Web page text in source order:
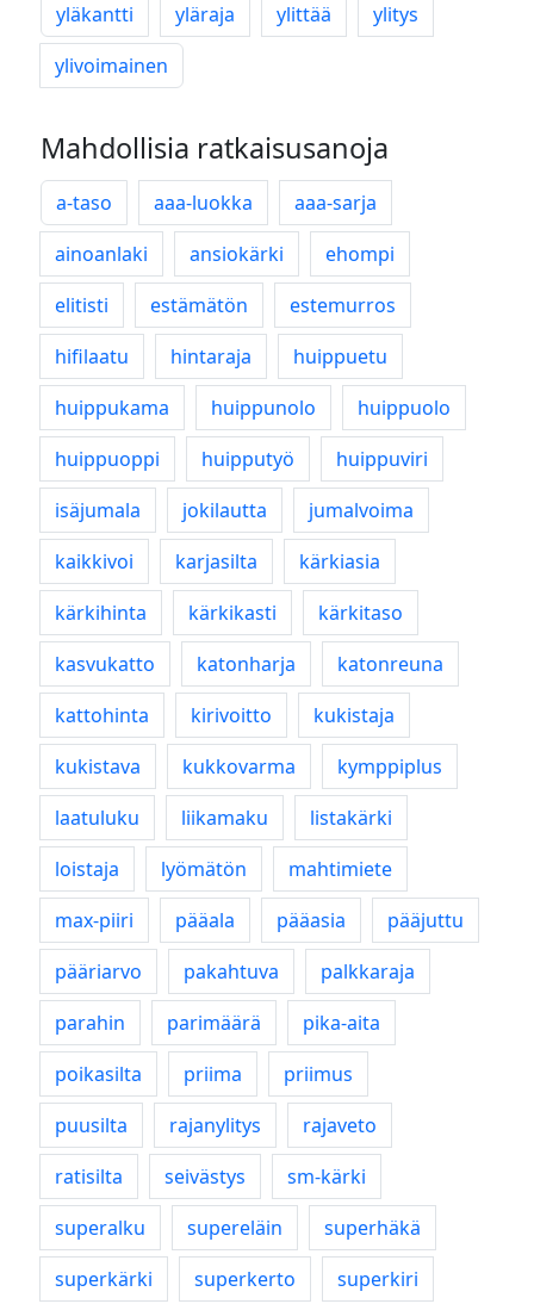
yläkantti yläraja ylittää
ylitys
ylivoimainen
Mahdollisia ratkaisusanoja
a-taso aaa-luokka
aaa-sarja
ainoanlaki
ansiokärki
ehompi
elitisti
estämätön
estemurros
hifilaatu
hintaraja
huippuetu
huippukama
huippunolo
huippuolo
huippuoppi
huipputyö
huippuviri
isäjumala
jokilautta
jumalvoima
kaikkivoi
karjasilta
kärkiasia
kärkihinta
kärkikasti
kärkitaso
kasvukatto
katonharja
katonreuna
kattohinta
kirivoitto
kukistaja
kukistava
kukkovarma
kymppiplus
laatuluku
liikamaku
listakärki
loistaja
lyömätön
mahtimiete
max-piiri
pääala pääasia
pääjuttu
pääriarvo
pakahtuva
palkkaraja
parahin
parimäärä
pika-aita
poikasilta
priima
priimus
puusilta
rajanylitys
rajaveto
ratisilta
seivästys
sm-kärki
superalku
supereläin
superhäkä
superkärki
superkerto
superkiri